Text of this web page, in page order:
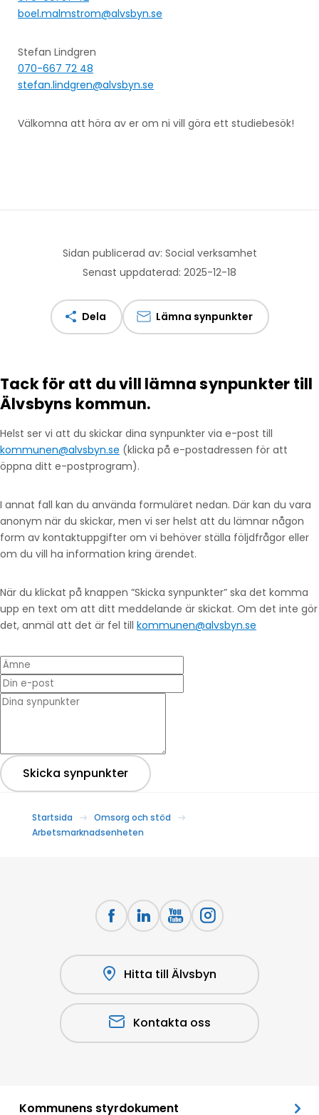
boel.malmstrom@alvsbyn.se
Stefan Lindgren
070-667 72 48
stefan.lindgren@alvsbyn.se
Välkomna att höra av er om ni vill göra ett studiebesök!
Sidan publicerad av: Social verksamhet
Senast uppdaterad: 2025-12-18
Dela Lämna synpunkter
Tack för att du vill lämna synpunkter till
Älvsbyns kommun.
Helst ser vi att du skickar dina synpunkter via e-post till
kommunen@alvsbyn.se (klicka på e-postadressen för att
öppna ditt e-postprogram).
I annat fall kan du använda formuläret nedan. Där kan du vara
anonym när du skickar, men vi ser helst att du lämnar någon
form av kontaktuppgifter om vi behöver ställa följdfrågor eller
om du vill ha information kring ärendet.
När du klickat på knappen ”Skicka synpunkter” ska det komma
upp en text om att ditt meddelande är skickat. Om det inte gör
det, anmäl att det är fel till kommunen@alvsbyn.se
Ämne
Din e-post
* Dina synpunkter
Skicka synpunkter
Startsida
Omsorg och stöd
Arbetsmarknadsenheten
Hitta till Älvsbyn
Kontakta oss
Kommunens styrdokument